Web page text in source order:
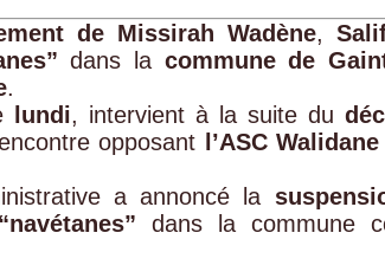
de Missirah Wadène,
dans la commune de
.
lundi, intervient à la suite du
opposant l’ASC Walidane
a annoncé la
“navétanes” dans la commune